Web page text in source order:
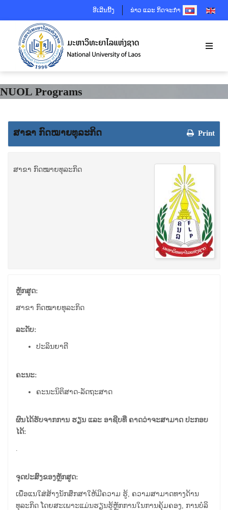
ອີເລີນນີ້ງ ຂ່າວ ແລະ ກິດຈະກຳSELECT YOUR
NUOL Programs
Print
ສາຂາ ກົດໝາຍທຸລະກິດ
ສາຂາ ກົດໝາຍທຸລະກິດ
ຫຼັກສູດ:
ສາຂາ ກົດໝາຍທຸລະກິດ
ລະດັບ:
ປະລິນຍາຕີ
ຄະນະ:
ຄະນະນິຕິສາດ-ລັດຖະສາດ
ຜົນໄດ້ຮັບຈາກການ ຮຽນ ແລະ ອາຊີບທີ່ ຄາດວ່າຈະສາມາດ ປະກອບ
ໄດ້:
.
ຈຸດປະສົງຂອງຫຼັກສູດ:
ເພື່ອແນໃສ່ສ້າງນັກສຶກສາໃຫ້ມີຄວາມ ຮູ້, ຄວາມສາມາດທາງດ້ານ
ທຸລະກິດ ໂດຍສະເພາະແມ່ນຮຽນຮູ້ຫຼັກການໃນການຄຸ້ມຄອງ, ການບໍລິ